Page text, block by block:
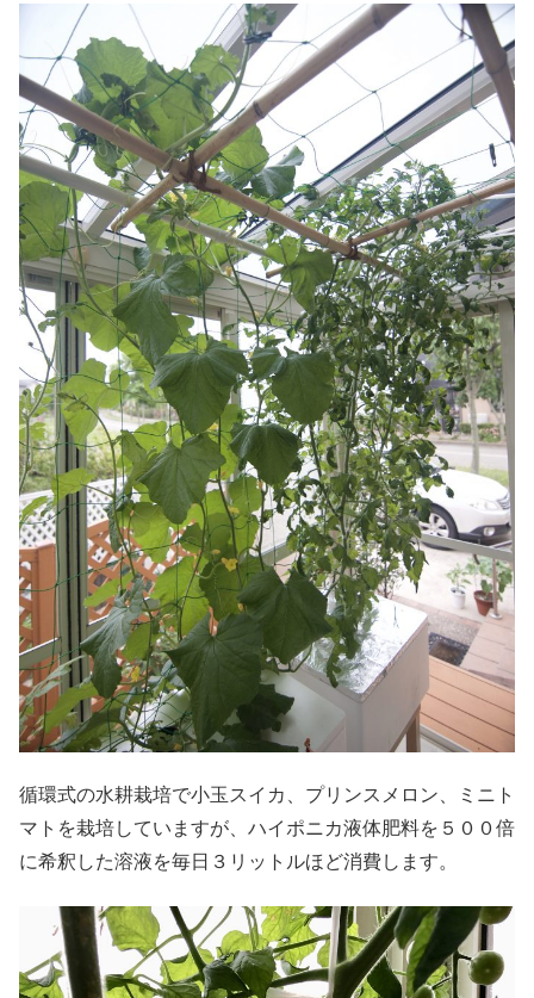
循環式の水耕栽培で小玉スイカ、プリンスメロン、ミニト
マトを栽培していますが、ハイポニカ液体肥料を５００倍
に希釈した溶液を毎日３リットルほど消費します。